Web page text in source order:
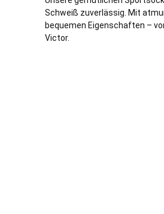
Schweiß zuverlässig. Mit
bequemen Eigenschaften –
Victor.